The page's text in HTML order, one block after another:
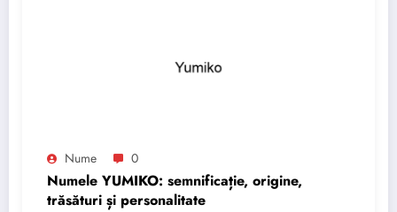
Nume 0
Numele YUMIKO: semnificație, origine,
trăsături și personalitate